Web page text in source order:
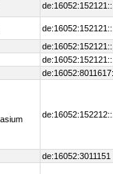
de:16052:3011151